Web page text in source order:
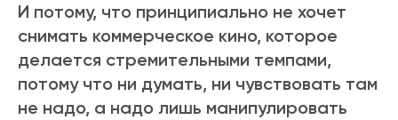
И потому, что принципиально не хочет
снимать коммерческое кино, которое
делается стремительными темпами,
потому что ни думать, ни чувствовать там
не надо, а надо лишь манипулировать